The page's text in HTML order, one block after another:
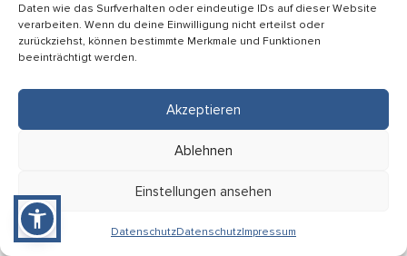
Daten wie das Surfverhalten oder eindeutige IDs auf dieser Website
verarbeiten. Wenn du deine Einwilligung nicht erteilst oder
zurückziehst, können bestimmte Merkmale und Funktionen
beeinträchtigt werden.
Akzeptieren
Ablehnen
Einstellungen ansehen
DatenschutzDatenschutzImpressum
Wochenmarkt am Breteuilplatz
08:00 Uhr
Hückelhoven (Breteuilplatz)